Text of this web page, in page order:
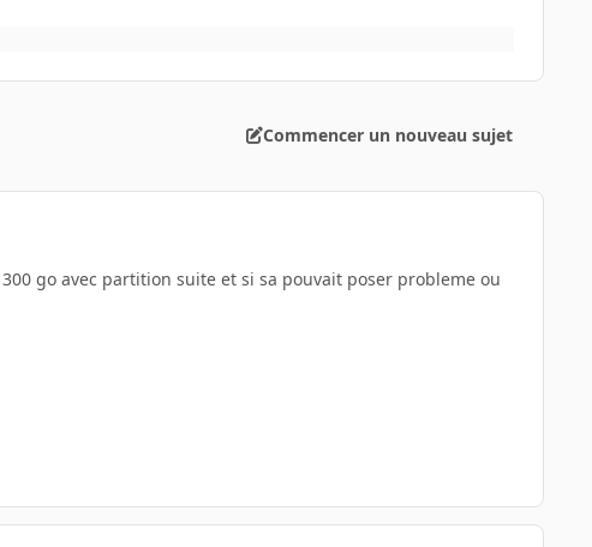
Commencer un nouveau sujet
go avec partition suite et si sa pouvait poser probleme ou